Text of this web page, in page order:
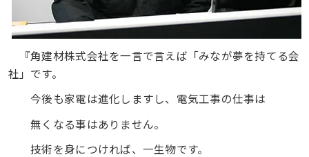
『角建材株式会社を一言で言えば「みなが夢を持てる会
社」です。
今後も家電は進化しますし、電気工事の仕事は
無くなる事はありません。
技術を身につければ、一生物です。